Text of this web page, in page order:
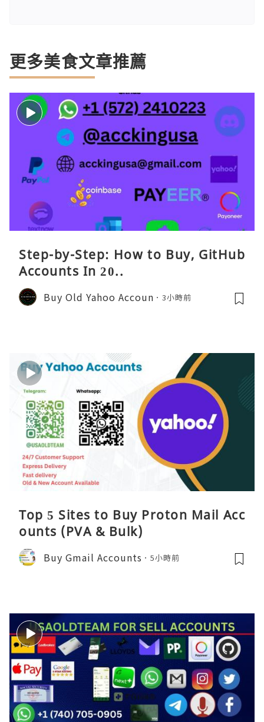
更多美食文章推薦
Step-by-Step: How to Buy, GitHub
Accounts In 20..
Buy Old Yahoo Accoun 3小時前
Top 5 Sites to Buy Proton Mail Acc
ounts (PVA & Bulk)
Buy Gmail Accounts 5小時前